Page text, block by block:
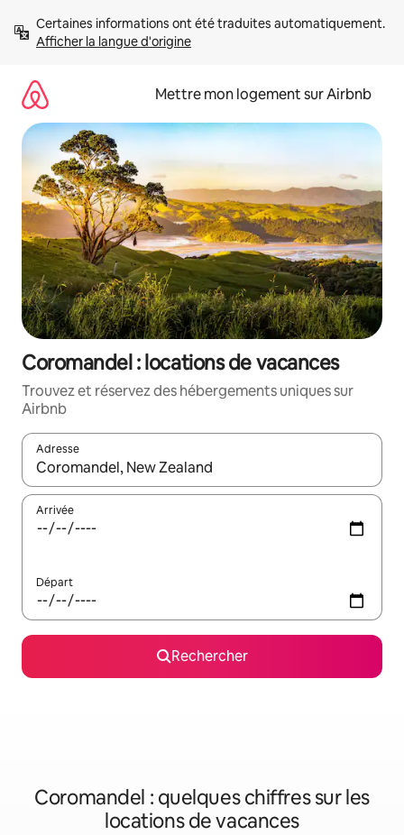
directement
Afficher la langue d'origine
Mettre mon logement sur Airbnb
Coromandel : locations de vacances
Trouvez et réservez des hébergements uniques sur
Airbnb
Adresse
Lorsque les résultats s'affichent, utilisez les flèches vers le
Arrivée
Départ
Rechercher
Coromandel : quelques chiffres sur les
locations de vacances